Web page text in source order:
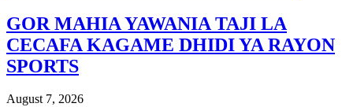
GOR MAHIA YAWANIA TAJI LA
CECAFA KAGAME DHIDI YA RAYON
SPORTS
August 7, 2026